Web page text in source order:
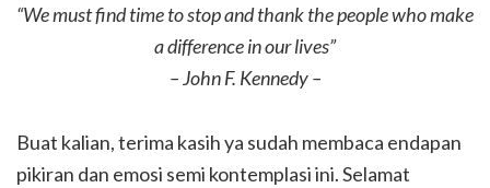
“We must find time to stop and thank the people who make
a difference in our lives”
– John F. Kennedy –
Buat kalian, terima kasih ya sudah membaca endapan
pikiran dan emosi semi kontemplasi ini. Selamat